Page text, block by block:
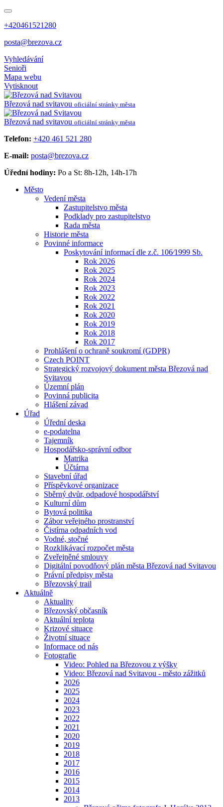
+420461521280
posta@brezova.cz
Vyhledávání
Senioři
Mapa webu
Vytisknout
Březová nad svitavou oficiální stránky města
Březová nad svitavou oficiální stránky města
Telefon: +420 461 521 280
E-mail: posta@brezova.cz
Úřední hodiny: Po a St: 8h-12h, 14h-17h
Město
Vedení města
Zastupitelstvo města
Podklady pro zastupitelstvo
Rada města
Historie města
Povinné informace
Poskytování informací dle z.č. 106⁄1999 Sb.
Rok 2026
Rok 2025
Rok 2024
Rok 2023
Rok 2022
Rok 2021
Rok 2020
Rok 2019
Rok 2018
Rok 2017
Prohlášení o ochraně soukromí (GDPR)
Czech POINT
Strategický rozvojový dokument města Březová nad
Svitavou
Územní plán
Povinná publicita
Hlášení závad
Úřad
Úřední deska
e-podatelna
Tajemník
Hospodářsko-správní odbor
Matrika
Účtárna
Stavební úřad
Příspěvkové organizace
Sběrný dvůr, odpadové hospodářství
Kulturní dům
Bytová politika
Zábor veřejného prostranství
Čistírna odpadních vod
Vodné, stočné
Rozklikávací rozpočet města
Zveřejněné smlouvy
Digitální povodňový plán města Březová nad Svitavou
Právní předpisy města
Březovský trail
Aktuálně
Aktuality
Březovský občasník
Aktuální teplota
Krizové situace
Životní situace
Informace od nás
Fotografie
Video: Pohled na Březovou z výšky
Video: Březová nad Svitavou - město zážitků
2026
2025
2024
2023
2022
2021
2020
2019
2018
2017
2016
2015
2014
2013